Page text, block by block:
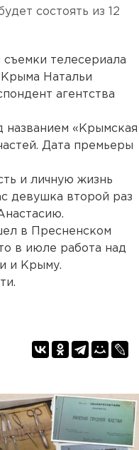
состоять из 12
телесериала
Натальи
агентства
названием «Крымская
Дата премьеры
и личную жизнь
девушка второй раз
в Пресненском
в июле работа над
и Крыму.